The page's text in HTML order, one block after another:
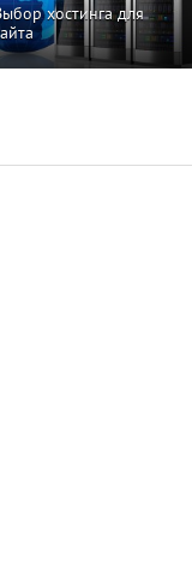
хостинга для